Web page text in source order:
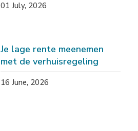
01 July, 2026
Je lage rente meenemen
met de verhuisregeling
16 June, 2026